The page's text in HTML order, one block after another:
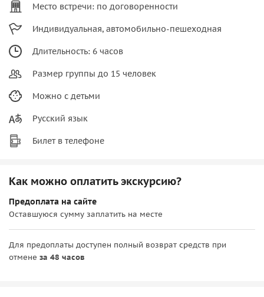
Место встречи: по договоренности
Индивидуальная, автомобильно-пешеходная
Длительность: 6 часов
Размер группы до 15 человек
Можно с детьми
Русский язык
Билет в телефоне
Как можно оплатить экскурсию?
Предоплата на сайте
Оставшуюся сумму заплатить на месте
Для предоплаты доступен полный возврат средств при
отмене за 48 часов